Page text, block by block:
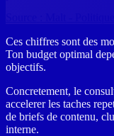
Ces chiffres sont des
Ton budget optimal
objectifs.
Concretement, le
accelerer les taches
de briefs de contenu,
interne.